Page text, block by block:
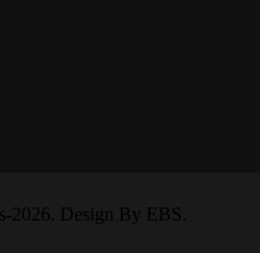
2026. Design By EBS.